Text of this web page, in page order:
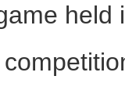
held